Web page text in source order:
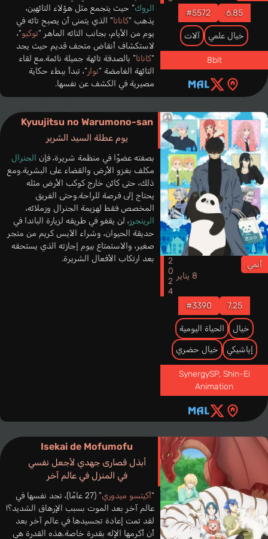
6.85
#5572
خيال علمي آلات
8bit
الروك” حيث يتجمع مثل هؤلاء التائهين،
يذهب “كاناتا” الذي يتمنى أن يصبح تائه في
يوم من الأيام، بجانب التائه الماهر “توكيو“،
لاستكشاف أنقاض متحف قديم حيث يجد
“كاناتا” بالصدفة تائهة جميلة نائمة.مع لقاء
التائهة الغامضة “نوار“، تبدأ ببطء حكاية
مصيرية في الكشف عن نفسها.
Kyuujitsu no Warumono-san
يوم عطلة السيد الشرير
أنمي
8 يناير
2024
7.25
#3390
خيال الحياة اليومية
إياشيكي خيال حضري
SynergySP, Shin-Ei
Animation
بصفته عضوًا في منظمة شريرة، فإن الجنرال
مكلف بغزو الأرض والقضاء على البشرية.ومع
ذلك، حتى كائن خارج كوكب الأرض مثله
يحتاج إلى فرصة للراحة.وحتى الفريق
المخصص فقط لهزيمة الجنرال وزملائه،
الرينجرز، لن يقفو في طريقه لزيارة الباندا في
حديقة الحيوان، وشراء الآيس كريم من متجر
صغير، والاستمتاع بيوم إجازته الذي يستحقه
بعد ارتكاب الأفعال الشريرة.
Isekai de Mofumofu
أبذل قصارى جهدي لأجعل نفسي
في المنزل في عالم آخر
“أكيتسو ميدوري
” (27 عامًا)، تجد نفسها في
عالم آخر بعد الموت بسبب الإرهاق الشديد؟!
لقد تمت إعادة تجسيدها في عالم آخر بعد
أن أكرمها الإله بقدرة خاصة.هذه القدرة هي